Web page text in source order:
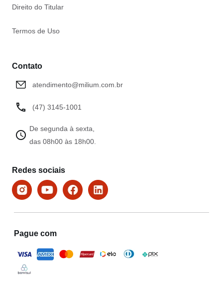
Direito do Titular
Termos de Uso
Contato
atendimento@milium.com.br
(47) 3145-1001
De segunda à sexta,
das 08h00 às 18h00.
Redes sociais
Pague com